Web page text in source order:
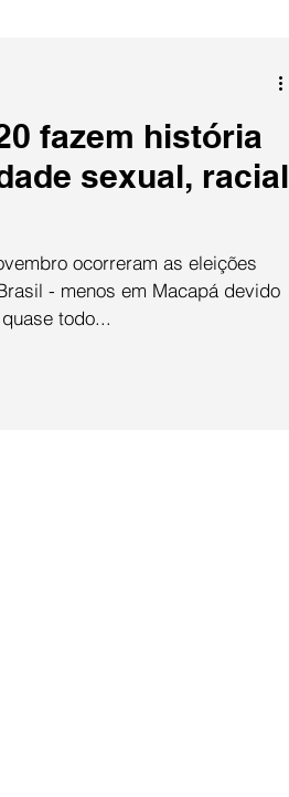
fazem história
sexual, racial
ocorreram as eleições
- menos em Macapá devido
todo...